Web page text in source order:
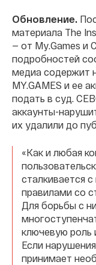
Обновление.
материала The
— от My.Games и
подробностей
медиа содержит
MY.GAMES и ее
подать в суд.
аккаунты-
их удалили до
«Как и любая
сталкивается
правилами со
Для борьбы с
ключевую роль
Если
принимает